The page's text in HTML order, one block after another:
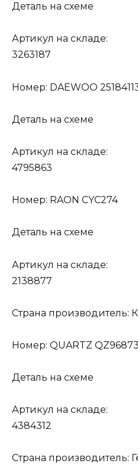
Деталь на схеме
Артикул на складе:
3263187
Номер: DAEWOO
Деталь на схеме
Артикул на складе:
4795863
Номер: RAON CYC274
Деталь на схеме
Артикул на складе:
2138877
Страна производитель:
Номер: QUARTZ
Деталь на схеме
Артикул на складе:
4384312
Страна производитель: